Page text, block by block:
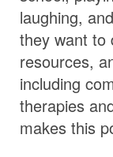
laughing,
they want to
resources,
including
therapies
makes this